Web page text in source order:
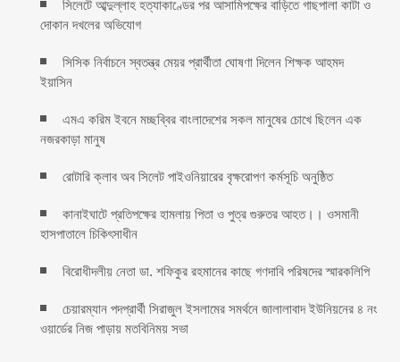
সিলেটে আব্দুল্লাহ হত্যাকাণ্ডের পর আসামিপক্ষের বাড়িতে গাছপালা কাটা ও
দোকান দখলের অভিযোগ
সিসিক নির্বাচনে স্বতন্ত্র মেয়র প্রার্থীতা ঘোষণা দিলেন শিক্ষক আহমদ
ইয়াসিন
এমএ করিম ইবনে মচ্ছব্বির বাংলাদেশের সকল মানুষের চোখে ছিলেন এক
নজরকাড়া মানুষ ‎
রোটারি ক্লাব অব সিলেট পাইওনিয়ারের বৃক্ষরোপণ কর্মসূচি অনুষ্ঠিত
কানাইঘাটে প্রতিপক্ষের হামলায় পিতা ও পুত্র গুরুতর আহত।। ওসমানী
হাসপাতালে চিকিৎসাধীন
বিরোধীদলীয় নেতা ডা. শফিকুর রহমানের কাছে গণদাবি পরিষদের স্মারকলিপি ‎
চেয়ারম্যান পদপ্রার্থী সিরাজুল ইসলামের সমর্থনে জালালাবাদ ইউনিয়নের ৪ নং
ওয়ার্ডের নিজ পাড়ায় মতবিনিময় সভা